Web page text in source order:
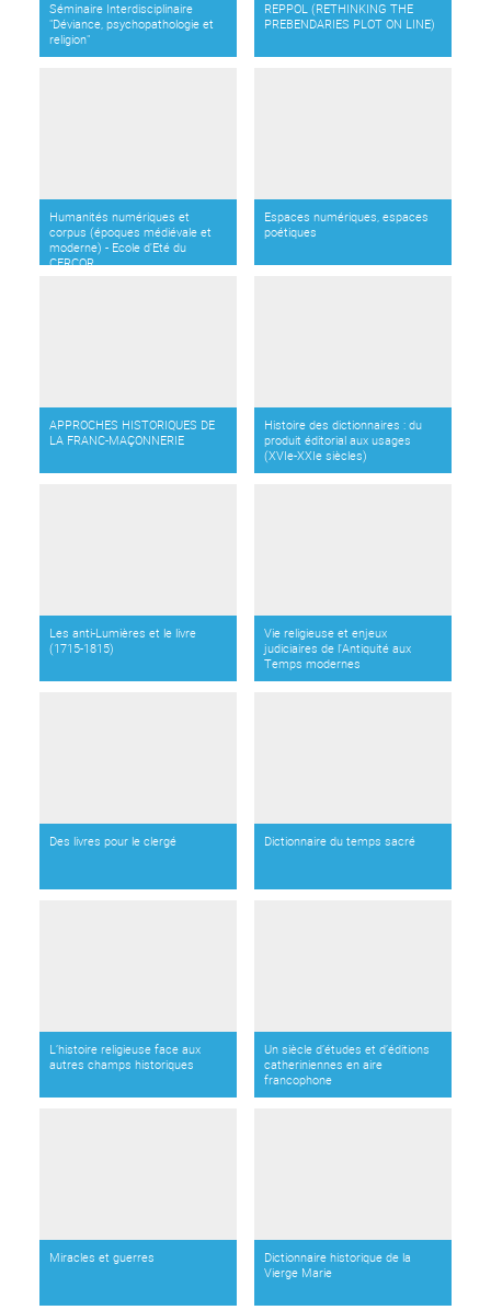
Séminaire Interdisciplinaire
"Déviance, psychopathologie et
religion"
REPPOL (RETHINKING THE
PREBENDARIES PLOT ON LINE)
Humanités numériques et
corpus (époques médiévale et
moderne) - Ecole d'Eté du
CERCOR
Espaces numériques, espaces
poétiques
APPROCHES HISTORIQUES DE
LA FRANC-MAÇONNERIE
Histoire des dictionnaires : du
produit éditorial aux usages
(XVIe-XXIe siècles)
Les anti-Lumières et le livre
(1715-1815)
Vie religieuse et enjeux
judiciaires de l'Antiquité aux
Temps modernes
Des livres pour le clergé Dictionnaire du temps sacré
L’histoire religieuse face aux
autres champs historiques
Un siècle d’études et d’éditions
catheriniennes en aire
francophone
Miracles et guerres
Dictionnaire historique de la
Vierge Marie